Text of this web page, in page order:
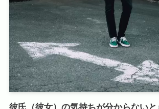
彼氏（彼女）の気持ちが分からない